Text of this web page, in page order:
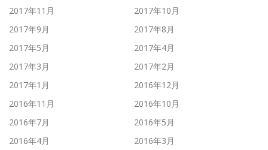
2017年11月
2017年10月
2017年9月
2017年8月
2017年5月
2017年4月
2017年3月
2017年2月
2017年1月
2016年12月
2016年11月
2016年10月
2016年7月
2016年5月
2016年4月
2016年3月